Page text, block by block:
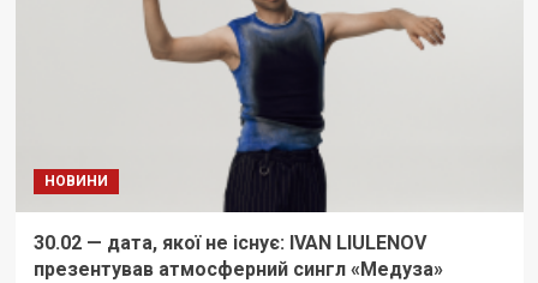
НОВИНИ
30.02 — дата, якої не існує: IVAN LIULENOV
презентував атмосферний сингл «Медуза»